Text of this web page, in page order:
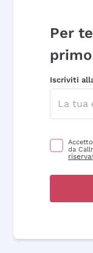
Per
Iscriviti
da